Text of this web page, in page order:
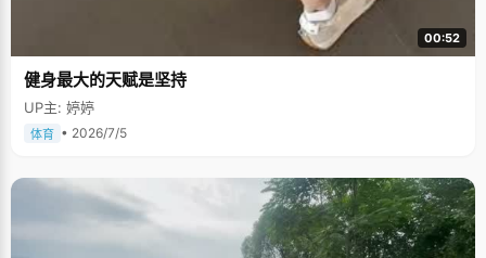
00:52
健身最大的天赋是坚持
UP主: 婷婷
体育 • 2026/7/5